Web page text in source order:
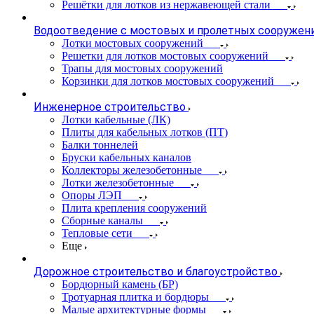
Решётки для лотков из нержавеющей стали
Водоотведение с мостовых и пролетных
Лотки мостовых сооружений
Решетки для лотков мостовых сооружений
Трапы для мостовых сооружений
Корзинки для лотков мостовых сооружений
Инженерное строительство
Лотки кабельные (ЛК)
Плиты для кабельных лотков (ПТ)
Балки тоннелей
Бруски кабельных каналов
Коллекторы железобетонные
Лотки железобетонные
Опоры ЛЭП
Плита крепления сооружений
Сборные каналы
Тепловые сети
Еще
Дорожное строительство и благоустройство
Бордюрный камень (БР)
Тротуарная плитка и бордюры
Малые архитектурные формы